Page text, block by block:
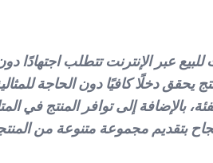
عبر الإنترنت تتطلب اجتهادًا دون
يحقق دخلًا كافيًا دون الحاجة
بالإضافة إلى توافر المنتج في